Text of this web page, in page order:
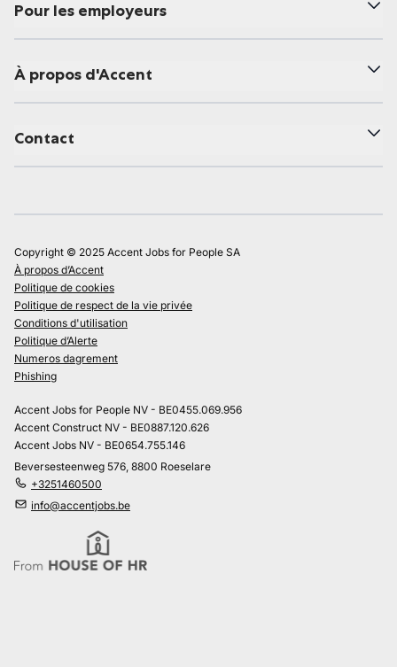
Pour les employeurs
À propos d'Accent
Contact
Copyright © 2025 Accent Jobs for People SA
À propos d’Accent
Politique de cookies
Politique de respect de la vie privée
Conditions d'utilisation
Politique d’Alerte
Numeros dagrement
Phishing
Accent Jobs for People NV - BE0455.069.956
Accent Construct NV - BE0887.120.626
Accent Jobs NV - BE0654.755.146
Beversesteenweg 576, 8800 Roeselare
+3251460500
info@accentjobs.be